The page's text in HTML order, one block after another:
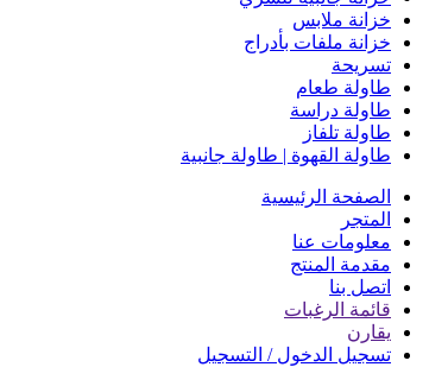
خزانة ملابس
خزانة ملفات بأدراج
تسريحة
طاولة طعام
طاولة دراسة
طاولة تلفاز
طاولة القهوة | طاولة جانبية
الصفحة الرئيسية
المتجر
معلومات عنا
مقدمة المنتج
اتصل بنا
قائمة الرغبات
يقارن
تسجيل الدخول / التسجيل